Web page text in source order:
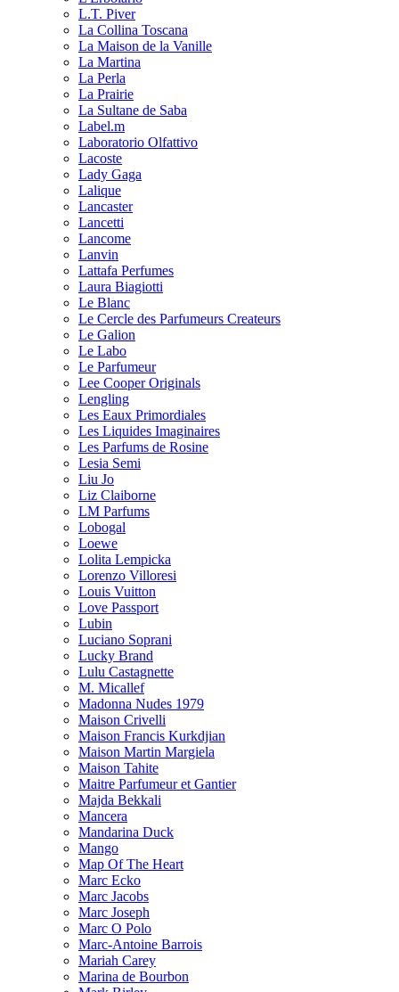
L.T. Piver
La Collina Toscana
La Maison de la Vanille
La Martina
La Perla
La Prairie
La Sultane de Saba
Label.m
Laboratorio Olfattivo
Lacoste
Lady Gaga
Lalique
Lancaster
Lancetti
Lancome
Lanvin
Lattafa Perfumes
Laura Biagiotti
Le Blanc
Le Cercle des Parfumeurs Createurs
Le Galion
Le Labo
Le Parfumeur
Lee Cooper Originals
Lengling
Les Eaux Primordiales
Les Liquides Imaginaires
Les Parfums de Rosine
Lesia Semi
Liu Jo
Liz Claiborne
LM Parfums
Lobogal
Loewe
Lolita Lempicka
Lorenzo Villoresi
Louis Vuitton
Love Passport
Lubin
Luciano Soprani
Lucky Brand
Lulu Castagnette
M. Micallef
Madonna Nudes 1979
Maison Crivelli
Maison Francis Kurkdjian
Maison Martin Margiela
Maison Tahite
Maitre Parfumeur et Gantier
Majda Bekkali
Mancera
Mandarina Duck
Mango
Map Of The Heart
Marc Ecko
Marc Jacobs
Marc Joseph
Marc O Polo
Marc-Antoine Barrois
Mariah Carey
Marina de Bourbon